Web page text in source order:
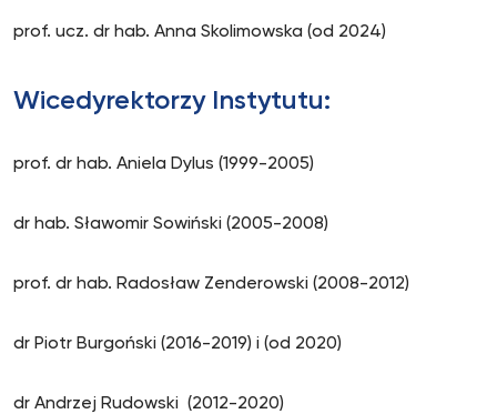
prof. ucz. dr hab. Anna Skolimowska (od 2024)
Wicedyrektorzy Instytutu:
prof. dr hab. Aniela Dylus (1999-2005)
dr hab. Sławomir Sowiński (2005-2008)
prof. dr hab. Radosław Zenderowski (2008-2012)
dr Piotr Burgoński (2016-2019) i (od 2020)
dr Andrzej Rudowski (2012-2020)